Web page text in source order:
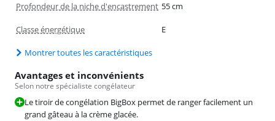
Profondeur de la niche d'encastrement 55 cm
Classe énergétique E
Montrer toutes les caractéristiques
Avantages et inconvénients
Selon notre spécialiste congélateur
Le tiroir de congélation BigBox permet de ranger facilement un
grand gâteau à la crème glacée.